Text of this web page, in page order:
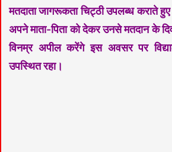
मतदाता जागरूकता चिट्ठी उपलब्ध कराते हुए
अपने माता-पिता को देकर उनसे मतदान के
विनम्र अपील करेंगे इस अवसर पर
उपस्थित रहा।